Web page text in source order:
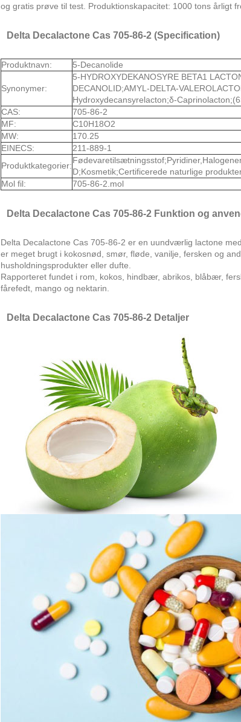
og gratis prøve til test. Produktionskapacitet: 1000 tons årligt
Delta Decalactone Cas 705-86-2 (Specification)
Produktnavn: 5-Decanolide
Synonymer:
5-HYDROXYDEKANOSYRE BETA1
DECANOLID;AMYL-DELTA-
Hydroxydecansyrelacton;δ-
CAS:
705-86-2
MF:
C10H18O2
MW:
170.25
EINECS:
211-889-1
Produktkategorier:
D;Kosmetik;Certificerede naturlige
Mol fil:
705-86-2.mol
Delta Decalactone Cas 705-86-2 Funktion og
Delta Decalactone Cas 705-86-2 er en uundværlig lactone
er meget brugt i kokosnød, smør, fløde, vanilje, fersken og
husholdningsprodukter eller dufte.
Rapporteret fundet i rom, kokos, hindbær, abrikos, blåbær,
fårefedt, mango og nektarin.
Delta Decalactone Cas 705-86-2 Detaljer